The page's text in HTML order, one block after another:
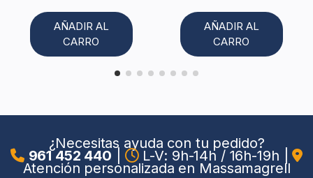
AÑADIR AL
CARRO
AÑADIR AL
CARRO
¿Necesitas ayuda con tu pedido?
961 452 440 L-V: 9h-14h / 16h-19h
Atención personalizada en Massamagrell